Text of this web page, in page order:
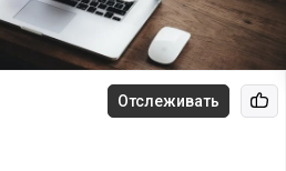
Отслеживать